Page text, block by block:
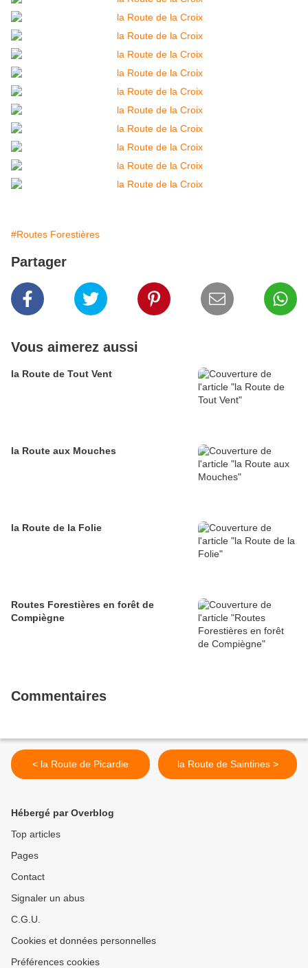
#Routes Forestières
Partager
Vous aimerez aussi
la Route de Tout Vent
la Route aux Mouches
la Route de la Folie
Routes Forestières en forêt de
Compiègne
Commentaires
< la Route de Picardie la Route de Saintines >
Hébergé par Overblog
Top articles
Pages
Contact
Signaler un abus
C.G.U.
Cookies et données personnelles
Préférences cookies